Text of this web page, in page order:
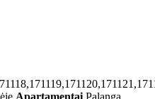
Apartamentai Palanga,